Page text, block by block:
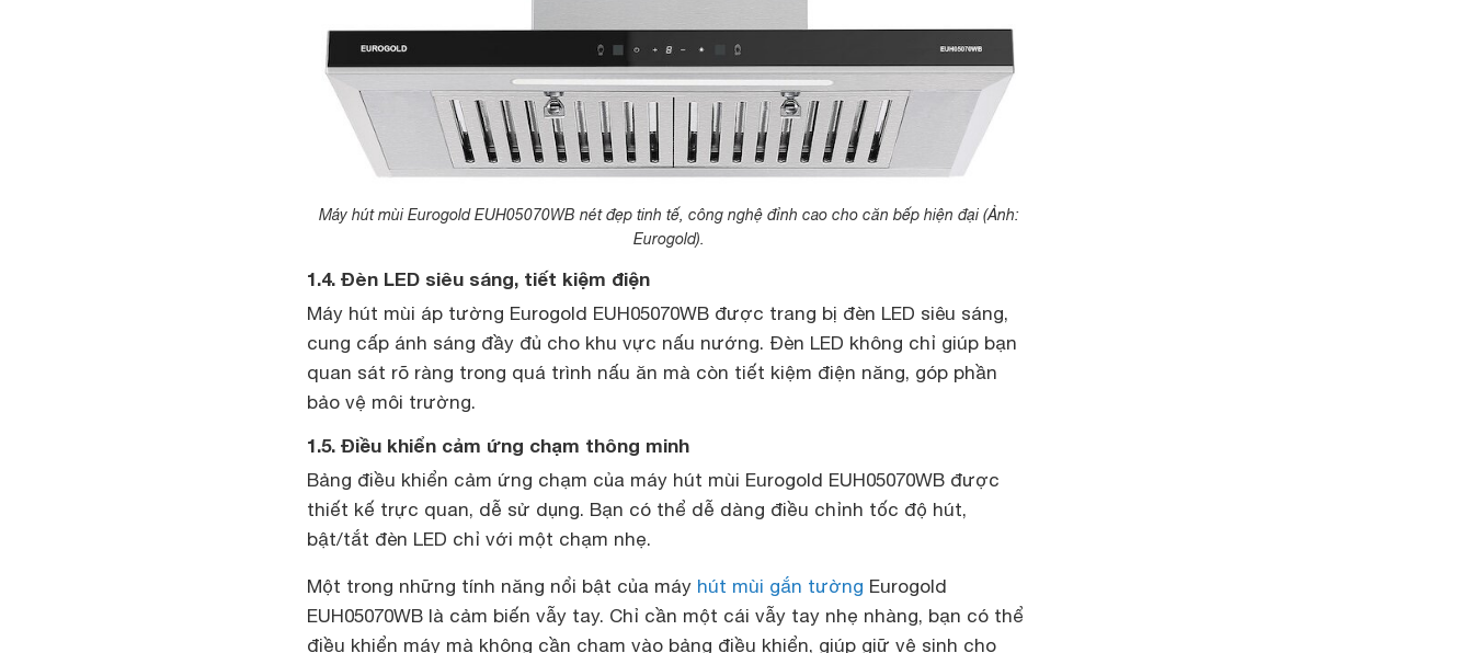
Máy hút mùi Eurogold EUH05070WB nét đẹp tinh tế, công nghệ đỉnh cao cho căn bếp hiện đại (Ảnh:
Eurogold).
1.4. Đèn LED siêu sáng, tiết kiệm điện
Máy hút mùi áp tường Eurogold EUH05070WB được trang bị đèn LED siêu sáng,
cung cấp ánh sáng đầy đủ cho khu vực nấu nướng. Đèn LED không chỉ giúp bạn
quan sát rõ ràng trong quá trình nấu ăn mà còn tiết kiệm điện năng, góp phần
bảo vệ môi trường.
1.5. Điều khiển cảm ứng chạm thông minh
Bảng điều khiển cảm ứng chạm của máy hút mùi Eurogold EUH05070WB được
thiết kế trực quan, dễ sử dụng. Bạn có thể dễ dàng điều chỉnh tốc độ hút,
bật/tắt đèn LED chỉ với một chạm nhẹ.
Một trong những tính năng nổi bật của máy hút mùi gắn tường Eurogold
EUH05070WB là cảm biến vẫy tay. Chỉ cần một cái vẫy tay nhẹ nhàng, bạn có thể
điều khiển máy mà không cần chạm vào bảng điều khiển, giúp giữ vệ sinh cho